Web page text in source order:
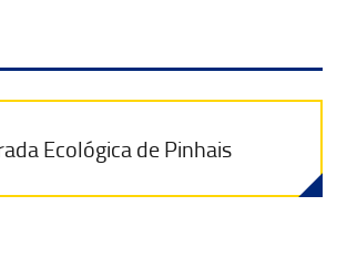
Ecológica de Pinhais